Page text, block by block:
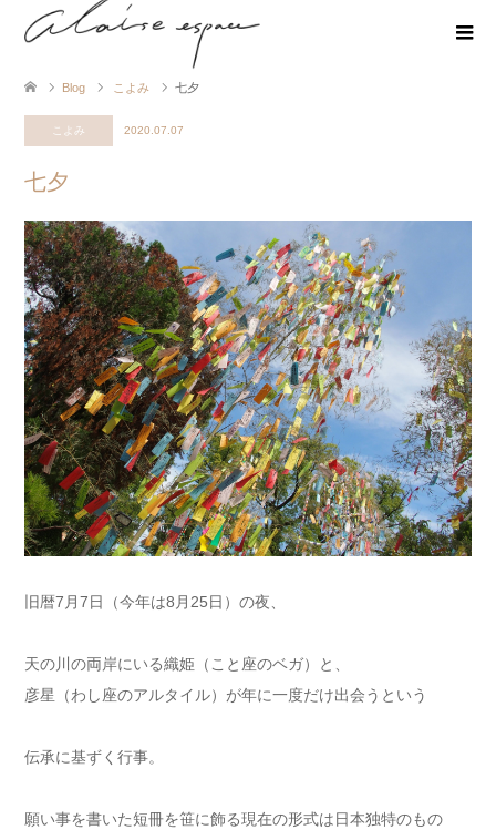
Blog こよみ 七夕
こよみ 2020.07.07
七夕
旧暦7月7日（今年は8月25日）の夜、
天の川の両岸にいる織姫（こと座のベガ）と、
彦星（わし座のアルタイル）が年に一度だけ出会うという
伝承に基ずく行事。
願い事を書いた短冊を笹に飾る現在の形式は日本独特のもの